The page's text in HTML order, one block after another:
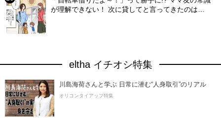
が理解できない！ 次に貸してと言ってきたのは…
eltha イチオシ特集
川島海荷さんと学ぶ 日常に潜む“人身取引”のリアル
オリコンタイアップ特集